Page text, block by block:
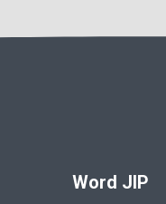
Word JIP